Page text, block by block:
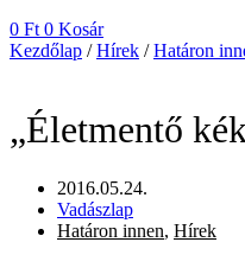
0 Ft 0 Kosár
Kezdőlap /Hírek /Határon
„Életmentő
2016.05.24.
Vadászlap
Határon innen, Hírek